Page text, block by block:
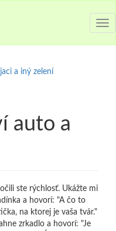
a iný zelení
auto a
ste rýchlosť. Ukážte mi
a hovorí: "A čo to
na ktorej je vaša tvár."
zrkadlo a hovorí: "Je